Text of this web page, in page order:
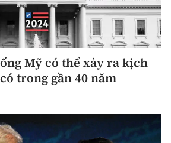
Mỹ có thể xảy ra kịch
trong gần 40 năm